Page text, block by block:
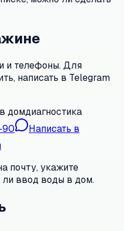
и телефоны. Для
написать в Telegram
домдиагностика
90
Написать в
почту, укажите
ввод воды в дом.